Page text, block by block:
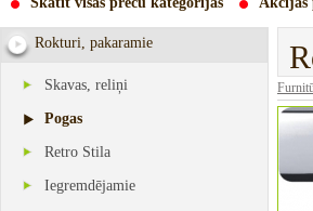
Rokturi, pakaramie
Skavas, reliņi
Pogas
Retro Stila
Iegremdējamie